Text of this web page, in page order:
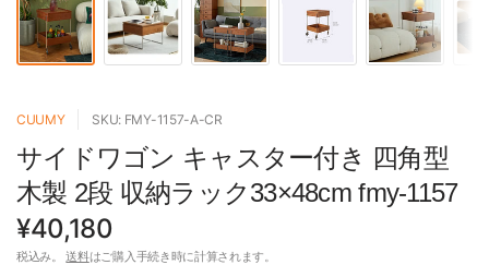
CUUMY SKU: FMY-1157-A-CR
サイドワゴン キャスター付き 四角型
木製 2段 収納ラック33×48cm fmy-1157
¥40,180
税込み。送料はご購入手続き時に計算されます。